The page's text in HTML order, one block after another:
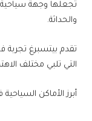
تجعلها وجهة
والحداثة.
تقدم بيتسبرغ تجربة
التي تلبي مختلف
أبرز الأماكن